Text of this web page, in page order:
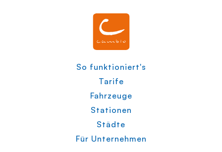
So funktioniert's
Tarife
Fahrzeuge
Stationen
Städte
Für Unternehmen